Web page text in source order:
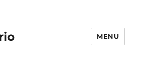
MENU